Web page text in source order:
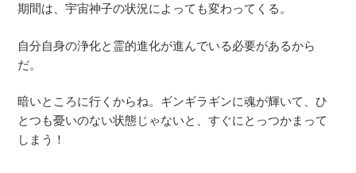
期間は、宇宙神子の状況によっても変わってくる。
自分自身の浄化と霊的進化が進んでいる必要があるから
だ。
暗いところに行くからね。ギンギラギンに魂が輝いて、ひ
とつも憂いのない状態じゃないと、すぐにとっつかまって
しまう！